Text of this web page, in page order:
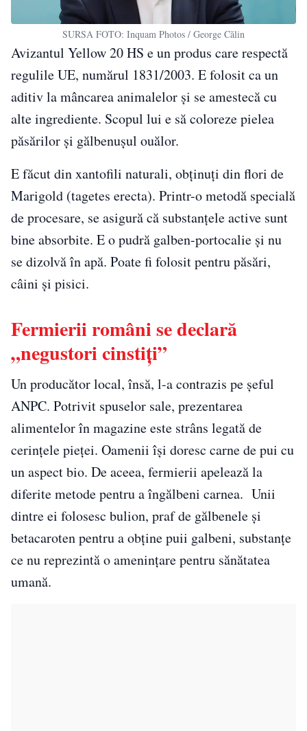
SURSA FOTO: Inquam Photos / George Călin
Avizantul Yellow 20 HS e un produs care respectă
regulile UE, numărul 1831/2003. E folosit ca un
aditiv la mâncarea animalelor și se amestecă cu
alte ingrediente. Scopul lui e să coloreze pielea
păsărilor și gălbenușul ouălor.
E făcut din xantofili naturali, obținuți din flori de
Marigold (tagetes erecta). Printr-o metodă specială
de procesare, se asigură că substanțele active sunt
bine absorbite. E o pudră galben-portocalie și nu
se dizolvă în apă. Poate fi folosit pentru păsări,
câini și pisici.
Fermierii români se declară
„negustori cinstiți”
Un producător local, însă, l-a contrazis pe șeful
ANPC. Potrivit spuselor sale, prezentarea
alimentelor în magazine este strâns legată de
cerințele pieței. Oamenii își doresc carne de pui cu
un aspect bio. De aceea, fermierii apelează la
diferite metode pentru a îngălbeni carnea. Unii
dintre ei folosesc bulion, praf de gălbenele și
betacaroten pentru a obține puii galbeni, substanțe
ce nu reprezintă o amenințare pentru sănătatea
umană.